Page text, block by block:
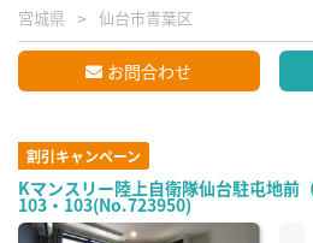
宮城県 仙台市青葉区
お問合わせ
割引キャンペーン
Kマンスリー陸上自衛隊仙台駐屯地前
103・103(No.723950)